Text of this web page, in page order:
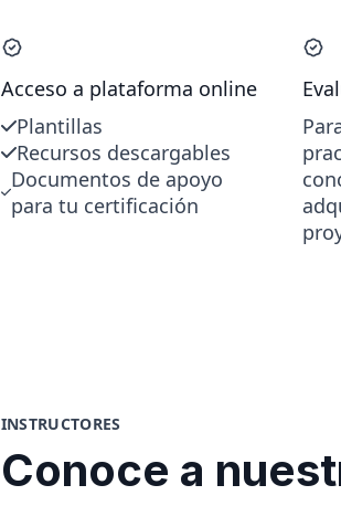
Acceso a plataforma online
Plantillas
Recursos descargables
Documentos de apoyo
para tu certificación
INSTRUCTORES
Conoce a